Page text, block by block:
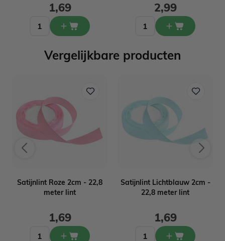
1,69 2,99
Vergelijkbare producten
Satijnlint Roze 2cm - 22,8
meter lint
1,69
Satijnlint Lichtblauw 2cm -
22,8 meter lint
1,69